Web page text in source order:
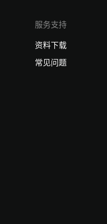
服务支持
资料下载
常见问题